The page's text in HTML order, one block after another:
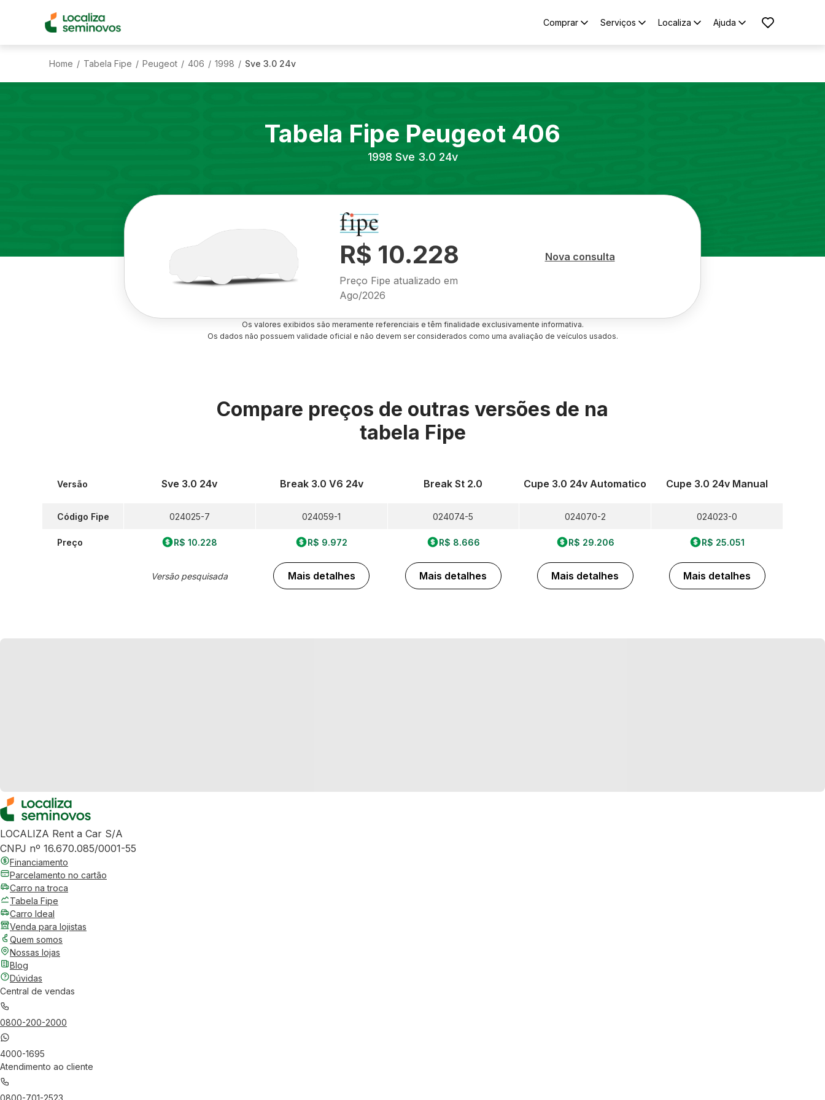
Comprar Serviços Localiza Ajuda
Home / Tabela Fipe / Peugeot / 406 / 1998 / Sve 3.0 24v
Tabela Fipe Peugeot 406
1998 Sve 3.0 24v
R$ 10.228
Preço Fipe atualizado em
Ago/2026
Nova consulta
Os valores exibidos são meramente referenciais e têm finalidade exclusivamente informativa.
Os dados não possuem validade oficial e não devem ser considerados como uma avaliação de veículos usados.
Compare preços de outras versões de na
tabela Fipe
Versão
Código Fipe
Preço
Sve 3.0 24v
024025-7
R$ 10.228
Versão pesquisada
Break 3.0 V6 24v
024059-1
R$ 9.972
Mais detalhes
Break St 2.0
024074-5
R$ 8.666
Mais detalhes
Cupe 3.0 24v Automatico
024070-2
R$ 29.206
Mais detalhes
Cupe 3.0 24v Manual
024023-0
R$ 25.051
Mais detalhes
LOCALIZA Rent a Car S/A
CNPJ nº 16.670.085/0001-55
Financiamento
Parcelamento no cartão
Carro na troca
Tabela Fipe
Carro Ideal
Venda para lojistas
Quem somos
Nossas lojas
Blog
Dúvidas
Central de vendas
0800-200-2000
4000-1695
Atendimento ao cliente
0800-701-2523